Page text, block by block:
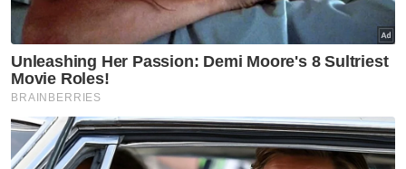
GISBH
Negeri Sembilan
Ajaran Sesat